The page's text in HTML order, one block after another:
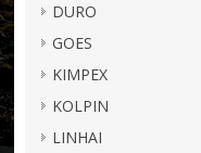
DURO
GOES
KIMPEX
KOLPIN
LINHAI